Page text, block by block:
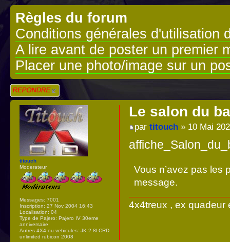
Règles du forum
Conditions générales d'utilisation
A lire avant de poster un premier
Placer une photo/image sur un
Répondre
Le salon du
par titouch» 10 Mai
Vous n’avez pas les
message.
4x4treux , ex quadeur
titouch
Moderateur
Messages: 7001
Inscription: 27 Nov 2004 16:43
Localisation: 04
Type de Pajero: Pajero IV 30eme
anniversaire
Autres 4X4 ou vehicules: JK 2.8l CRD
unlimited rubicon 2008